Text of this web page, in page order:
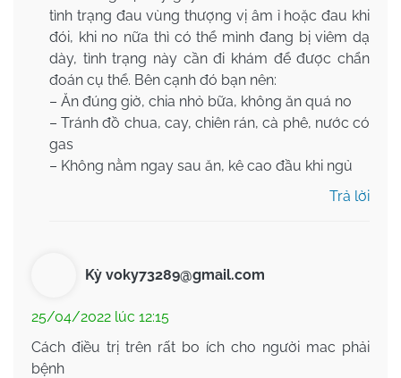
tình trạng đau vùng thượng vị âm ỉ hoặc đau khi
đói, khi no nữa thì có thể mình đang bị viêm dạ
dày, tình trạng này cần đi khám để được chẩn
đoán cụ thể. Bên cạnh đó bạn nên:
– Ăn đúng giờ, chia nhỏ bữa, không ăn quá no
– Tránh đồ chua, cay, chiên rán, cà phê, nước có
gas
– Không nằm ngay sau ăn, kê cao đầu khi ngủ
Trả lời
Kỳ voky73289@gmail.com
25/04/2022 lúc 12:15
Cách điều trị trên rất bo ích cho người mac phải
bệnh